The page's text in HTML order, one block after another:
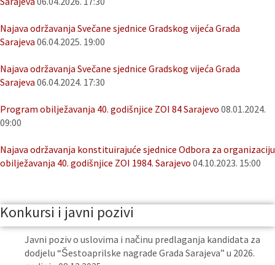
Najava održavanja Svečane sjednice Gradskog vijeća Grada
Sarajeva 06.04.2025. 19:00
Najava održavanja Svečane sjednice Gradskog vijeća Grada
Sarajeva 06.04.2024. 17:30
Program obilježavanja 40. godišnjice ZOI 84 Sarajevo 08.01.2024.
09:00
Najava održavanja konstituirajuće sjednice Odbora za organizaciju
obilježavanja 40. godišnjice ZOI 1984. Sarajevo 04.10.2023. 15:00
Konkursi i javni pozivi
Javni poziv o uslovima i načinu predlaganja kandidata za
dodjelu “Šestoaprilske nagrade Grada Sarajeva” u 2026.